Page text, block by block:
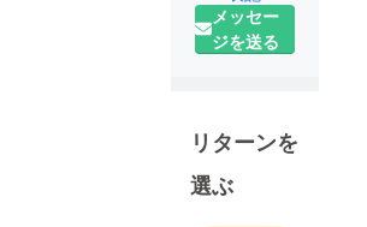
アスリー
ト・パ
してきまし
た。2020年
に表舞台を
メッセー
ジを送る
リターンを
選ぶ